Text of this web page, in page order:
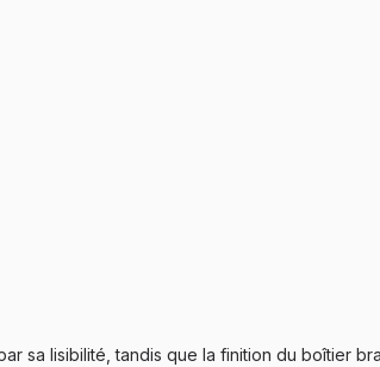
sa lisibilité, tandis que la finition du boîtier